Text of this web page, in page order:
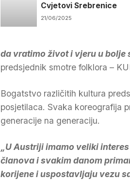
Cvjetovi Srebrenice
21/06/2025
da vratimo život i vjeru u bolje
predsjednik smotre folklora –
Bogatstvo različitih kultura
posjetilaca. Svaka koreografija
generacije na generaciju.
„U Austriji imamo veliki
članova i svakim danom
korijene i uspostavljaju vezu